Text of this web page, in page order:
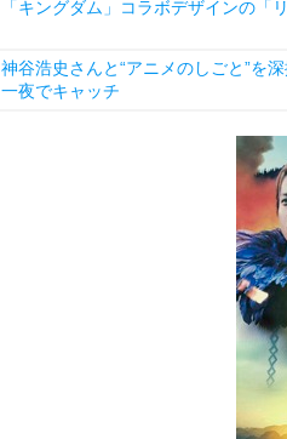
「キングダム」コラボデザインの
神谷浩史さんと“アニメのしごと”を
一夜でキャッチ